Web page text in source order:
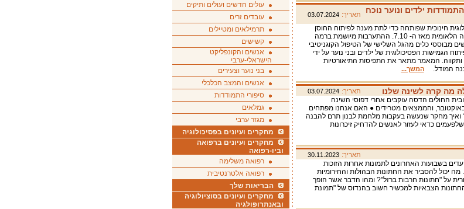
ילדים ונוער נוכח
תאריך: 03.07.2024
חינוכית שפותחה כדי לתת מענה לפיתוח החוסן
של ילדים ונוער בעקבות הטראומה הלאומית מאז ה- 7.10. ההתערבות מיושמת ברמה
מבוססי כלים מהגל השלישי של הטיפול הקוגניטיבי
הגמישות הפסיכולוגית של ילדים ובני נוער על ידי
ותקווה. המאמר מתאר את התפיסות התיאורטיות
המודל.המשך...
מה קרה לשינה שלנו תאריך: 03.07.2024
החולים הדסה עוקבים אחרי דפוסי השינה
של הישראלים מאז 7 באוקטובר, והממצאים מטרידים ● האם אנחנו מפתחים
ואיך מחקר שנעשה בעקבות מלחמת לבנון תרם להבנה
כדאי לעזור לאנשים להדחיק זיכרונות
תאריך: 30.11.2023
בשבועות האחרונים לתמונות אחרות הזוכות
מה יכול להסביר את החתונות הבהולות והחירומיות
על "חתונות חרבות ברזל"? ומהו הדבר אשר הופך
הצבאיות למכשיר חשוב בהנדוס של "תמונת
עולים חדשים ועולים ותיקים
עובדים זרים
תרמילאים ומטיילים
קשישים
אנשים והקונפליקט
הישראלי-ערבי
בני נוער וצעירים
אנשים והמצב הכלכלי
סיפורי התמודדות
גמלאים
מגזר ערבי
מחקרים ועיונים בפסיכולוגיה
מחקרים ועיונים ברפואה
וביו-רפואה
רפואה משלימה
רפואה אלטרנטיבית
הבריאות שלך
מחקרים ועיונים בסוציולוגיה
ובאנתרופולגיה